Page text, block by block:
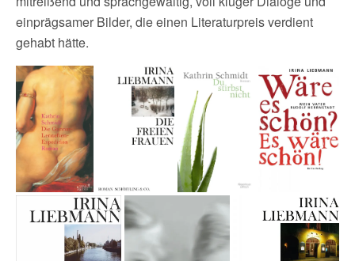
einprägsamer Bilder, die einen Literaturpreis verdient
gehabt hätte.